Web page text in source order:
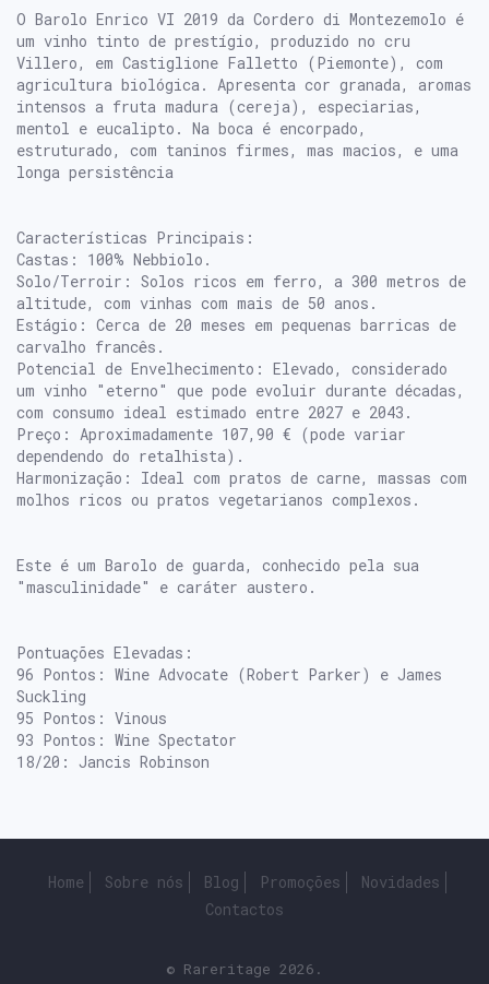
O Barolo Enrico VI 2019 da Cordero di Montezemolo é
um vinho tinto de prestígio, produzido no cru
Villero, em Castiglione Falletto (Piemonte), com
agricultura biológica. Apresenta cor granada, aromas
intensos a fruta madura (cereja), especiarias,
mentol e eucalipto. Na boca é encorpado,
estruturado, com taninos firmes, mas macios, e uma
longa persistência
Características Principais:
Castas: 100% Nebbiolo.
Solo/Terroir: Solos ricos em ferro, a 300 metros de
altitude, com vinhas com mais de 50 anos.
Estágio: Cerca de 20 meses em pequenas barricas de
carvalho francês.
Potencial de Envelhecimento: Elevado, considerado
um vinho "eterno" que pode evoluir durante décadas,
com consumo ideal estimado entre 2027 e 2043.
Preço: Aproximadamente 107,90 € (pode variar
dependendo do retalhista).
Harmonização: Ideal com pratos de carne, massas com
molhos ricos ou pratos vegetarianos complexos.
Este é um Barolo de guarda, conhecido pela sua
"masculinidade" e caráter austero.
Pontuações Elevadas:
96 Pontos: Wine Advocate (Robert Parker) e James
Suckling
95 Pontos: Vinous
93 Pontos: Wine Spectator
18/20: Jancis Robinson
Home Sobre nós Blog Promoções
Novidades
Contactos
© Rareritage 2026.